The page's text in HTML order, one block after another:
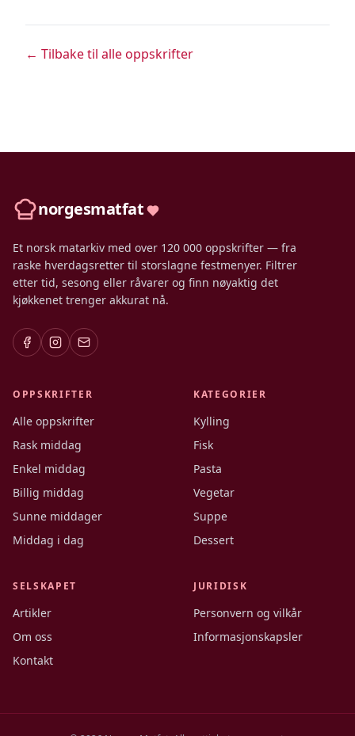
← Tilbake til alle oppskrifter
norgesmatfat
Et norsk matarkiv med over 120 000 oppskrifter — fra
raske hverdagsretter til storslagne festmenyer. Filtrer
etter tid, sesong eller råvarer og finn nøyaktig det
kjøkkenet trenger akkurat nå.
OPPSKRIFTER
Alle oppskrifter
Rask middag
Enkel middag
Billig middag
Sunne middager
Middag i dag
KATEGORIER
Kylling
Fisk
Pasta
Vegetar
Suppe
Dessert
SELSKAPET
Artikler
Om oss
Kontakt
JURIDISK
Personvern og vilkår
Informasjonskapsler